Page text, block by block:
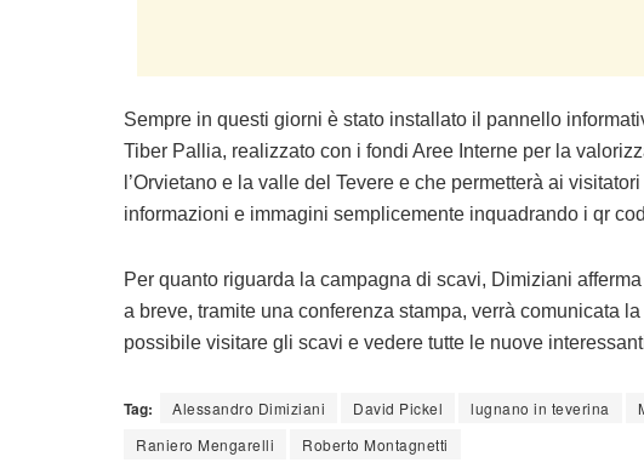
Sempre in questi giorni è stato installato il pannello
Tiber Pallia, realizzato con i fondi Aree Interne per la
l’Orvietano e la valle del Tevere e che permetterà ai
informazioni e immagini semplicemente inquadrando i qr
Per quanto riguarda la campagna di scavi, Dimiziani
a breve, tramite una conferenza stampa, verrà comunicata
possibile visitare gli scavi e vedere tutte le nuove
Tag: Alessandro Dimiziani David Pickel lugnano in teverina
Raniero Mengarelli
Roberto Montagnetti